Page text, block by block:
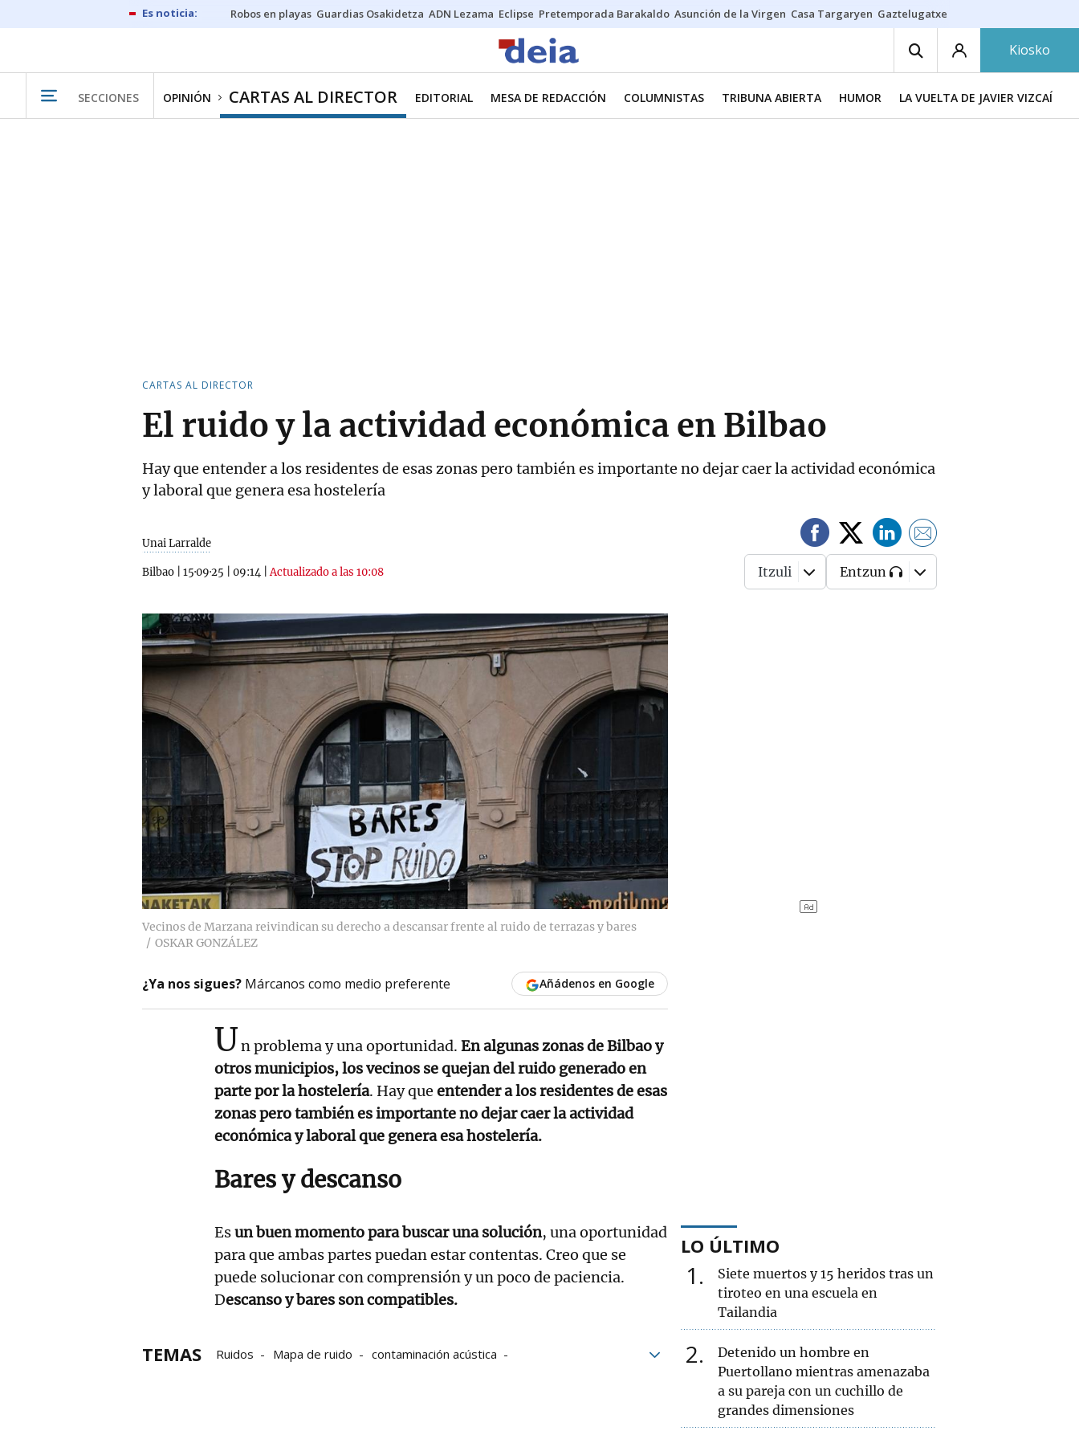
Robos en playas Guardias Osakidetza ADN Lezama Eclipse Pretemporada Barakaldo Asunción de la Virgen Casa Targaryen Gaztelugatxe
Kiosko
SECCIONES OPINIÓN CARTAS AL DIRECTOR EDITORIAL MESA DE REDACCIÓN COLUMNISTAS TRIBUNA ABIERTA HUMOR LA VUELTA DE JAVIER VIZCAÍNO
CARTAS AL DIRECTOR
El ruido y la actividad económica en Bilbao
Hay que entender a los residentes de esas zonas pero también es importante no dejar caer la actividad económica
y laboral que genera esa hostelería
Unai Larralde
Bilbao 15·09·25 09:14 |Actualizado a las 10:08 Itzuli Entzun
Vecinos de Marzana reivindican su derecho a descansar frente al ruido de terrazas y bares
OSKAR GONZÁLEZ
¿Ya nos sigues? Márcanos como medio preferente Añádenos en Google
Un problema y una oportunidad. En algunas zonas de Bilbao y
otros municipios, los vecinos se quejan del ruido generado en
parte por la hostelería. Hay que entender a los residentes de esas
zonas pero también es importante no dejar caer la actividad
económica y laboral que genera esa hostelería.
Bares y descanso
Esun buen momento para buscar una solución, una oportunidad
para que ambas partes puedan estar contentas. Creo que se
puede solucionar con comprensión y un poco de paciencia.
Descanso y bares son compatibles.
TEMAS Ruidos Mapa de ruido
contaminación acústica
LO ÚLTIMO
1
Siete muertos y 15 heridos tras un
tiroteo en una escuela en
Tailandia
2
Detenido un hombre en
Puertollano mientras amenazaba
a su pareja con un cuchillo de
grandes dimensiones